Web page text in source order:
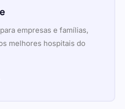
empresas e famílias,
melhores hospitais do